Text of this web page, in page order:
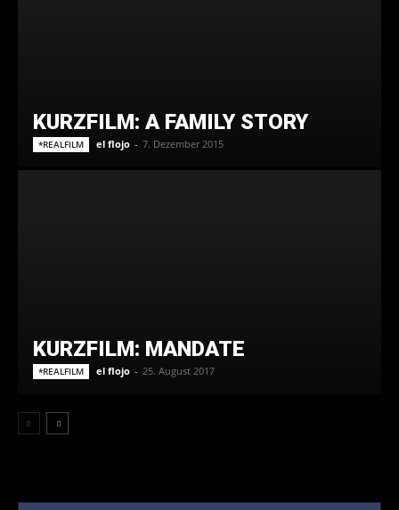
KURZFILM: A FAMILY STORY
*REALFILM el flojo - 7. Dezember 2015
KURZFILM: MANDATE
*REALFILM el flojo - 25. August 2017